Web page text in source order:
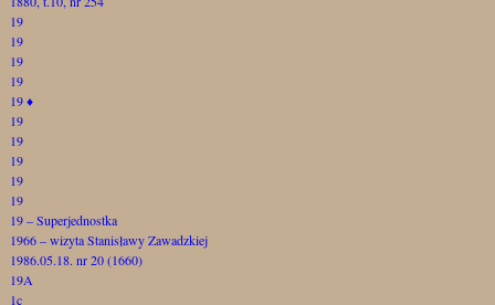
19
19
19
19
19♦
19
19
19
19
19
19 – Superjednostka
1966 – wizyta Stanisławy Zawadzkiej
1986.05.18. nr 20 (1660)
19A
1c